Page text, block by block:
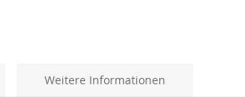
Weitere Informationen